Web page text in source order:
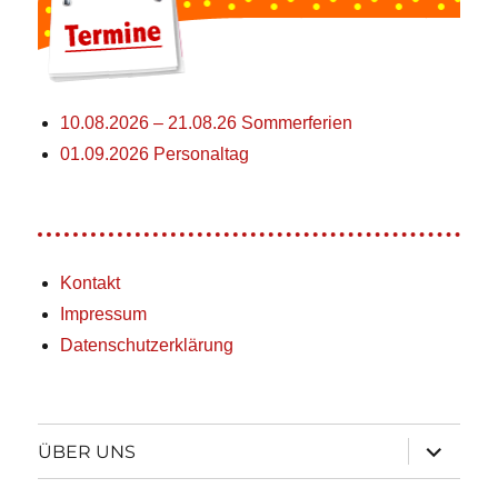
10.08.2026 – 21.08.26 Sommerferien
01.09.2026 Personaltag
Kontakt
Impressum
Datenschutzerklärung
ÜBER UNS
öffnen